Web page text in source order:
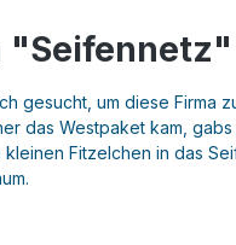
"Seifennetz"
gesucht, um diese
das Westpaket kam,
Fitzelchen in das